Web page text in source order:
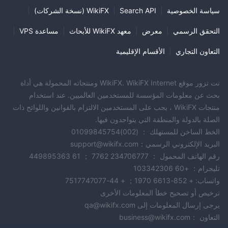
سياسة الخصوصية Search API WikiFX (نسخة الشركات)
التحقق الرسمي معرض معهد WikiFX للأبحاث مساعدة VPS
التعاون التجاري الأقسام الإقليمية
نت تزور موقع WikiFX. WikiFX Internet ومنتجاته المحمولة هي أداة
بحث عن معلومات المؤسسة للمستخدمين العالميين. عند استخدام
منتجات WikiFX ، يجب على المستخدمين الالتزام بالقوانين واللوائح ذات
الصلة بالدولة والمنطقة التي يتواجدون فيها.
الخط الساخن للمستهلك ： (002)01099845754
البريد الإلكتروني الرسمي：support@wikifx.com
رقم الهاتف المحمول ： 234706777 7762 ； 61 449895363
تليجرام： +60 103342306
واتساب: + 852-6613 1970； + 44-7517747077
ترخيص أو تصحيح خطأ المعلومات الأخرى
يرجى إرسال المعلومات إلى qa@wikifx.com
التعاون ：business@wikifx.com